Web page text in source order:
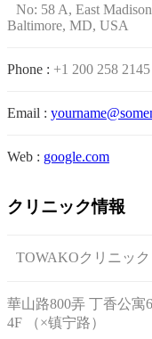
No: 58 A, East
Baltimore, MD, USA
Phone : +1 200 258 2145
Email :
Web : google.com
クリニック情報
TOWAKOクリニック
華山路800弄 丁香公寓
4F （×镇宁路）